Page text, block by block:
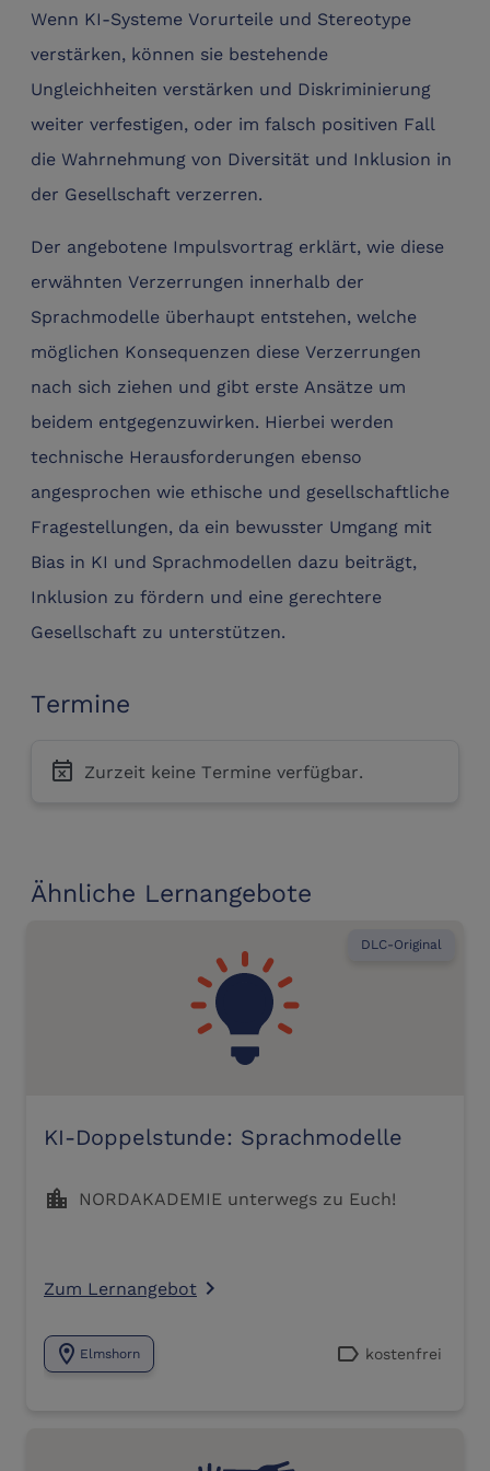
Wenn KI-Systeme Vorurteile und Stereotype
verstärken, können sie bestehende
Ungleichheiten verstärken und Diskriminierung
weiter verfestigen, oder im falsch positiven Fall
die Wahrnehmung von Diversität und Inklusion in
der Gesellschaft verzerren.
Der angebotene Impulsvortrag erklärt, wie diese
erwähnten Verzerrungen innerhalb der
Sprachmodelle überhaupt entstehen, welche
möglichen Konsequenzen diese Verzerrungen
nach sich ziehen und gibt erste Ansätze um
beidem entgegenzuwirken. Hierbei werden
technische Herausforderungen ebenso
angesprochen wie ethische und gesellschaftliche
Fragestellungen, da ein bewusster Umgang mit
Bias in KI und Sprachmodellen dazu beiträgt,
Inklusion zu fördern und eine gerechtere
Gesellschaft zu unterstützen.
Termine
event_busy Zurzeit keine Termine verfügbar.
Ähnliche Lernangebote
DLC-Original
KI-Doppelstunde: Sprachmodelle
location_city NORDAKADEMIE unterwegs zu Euch!
Zum Lernangebot navigate_next
location_on Elmshorn label kostenfrei